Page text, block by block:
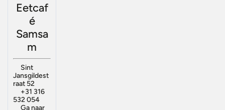
Eetcaf
é
Samsa
m
Sint
Jansgildest
raat 52
+31 316
532 054
Ga naar